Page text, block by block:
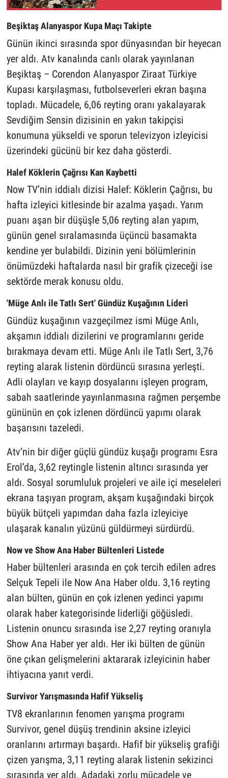
Beşiktaş Alanyaspor Kupa Maçı Takipte
Günün ikinci sırasında spor dünyasından bir heyecan
yer aldı. Atv kanalında canlı olarak yayınlanan
Beşiktaş – Corendon Alanyaspor Ziraat Türkiye
Kupası karşılaşması, futbolseverleri ekran başına
topladı. Mücadele, 6,06 reyting oranı yakalayarak
Sevdiğim Sensin dizisinin en yakın takipçisi
konumuna yükseldi ve sporun televizyon izleyicisi
üzerindeki gücünü bir kez daha gösterdi.
Halef Köklerin Çağrısı Kan Kaybetti
Now TV’nin iddialı dizisi Halef: Köklerin Çağrısı, bu
hafta izleyici kitlesinde bir azalma yaşadı. Yarım
puanı aşan bir düşüşle 5,06 reyting alan yapım,
günün genel sıralamasında üçüncü basamakta
kendine yer bulabildi. Dizinin yeni bölümlerinin
önümüzdeki haftalarda nasıl bir grafik çizeceği ise
sektörde merak konusu oldu.
'Müge Anlı ile Tatlı Sert' Gündüz Kuşağının Lideri
Gündüz kuşağının vazgeçilmez ismi Müge Anlı,
akşamın iddialı dizilerini ve programlarını geride
bırakmaya devam etti. Müge Anlı ile Tatlı Sert, 3,76
reyting alarak listenin dördüncü sırasına yerleşti.
Adli olayları ve kayıp dosyalarını işleyen program,
sabah saatlerinde yayınlanmasına rağmen perşembe
gününün en çok izlenen dördüncü yapımı olarak
başarısını tazeledi.
Atv’nin bir diğer güçlü gündüz kuşağı programı Esra
Erol’da, 3,62 reytingle listenin altıncı sırasında yer
aldı. Sosyal sorumluluk projeleri ve aile içi meseleleri
ekrana taşıyan program, akşam kuşağındaki birçok
büyük bütçeli yapımdan daha fazla izleyiciye
ulaşarak kanalın yüzünü güldürmeyi sürdürdü.
Now ve Show Ana Haber Bültenleri Listede
Haber bültenleri arasında en çok tercih edilen adres
Selçuk Tepeli ile Now Ana Haber oldu. 3,16 reyting
alan bülten, günün en çok izlenen yedinci yapımı
olarak haber kategorisinde liderliği göğüsledi.
Listenin onuncu sırasında ise 2,27 reyting oranıyla
Show Ana Haber yer aldı. Her iki bülten de günün
öne çıkan gelişmelerini aktararak izleyicinin haber
ihtiyacına yanıt verdi.
Survivor Yarışmasında Hafif Yükseliş
TV8 ekranlarının fenomen yarışma programı
Survivor, genel düşüş trendinin aksine izleyici
oranlarını artırmayı başardı. Hafif bir yükseliş grafiği
çizen yarışma, 3,11 reyting alarak listenin sekizinci
sırasında yer aldı. Adadaki zorlu mücadele ve